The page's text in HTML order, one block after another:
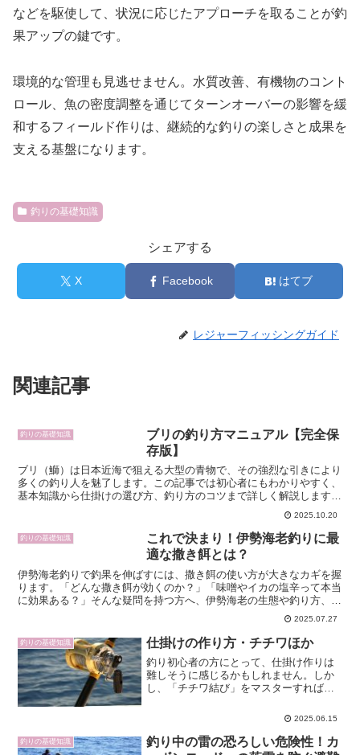
などを駆使して、状況に応じたアプローチを取ることが釣
果アップの鍵です。
環境的な管理も見逃せません。水質改善、有機物のコント
ロール、魚の密度調整を通じてターンオーバーの影響を緩
和するフィールド作りは、継続的な釣りの楽しさと成果を
支える基盤になります。
釣りの基礎知識
シェアする
X Facebook はてブ
レジャーフィッシングガイド
関連記事
釣りの基礎知識
ブリの釣り方マニュアル【完全保
存版】
ブリ（鰤）は日本近海で狙える大型の青物で、その強烈な引きにより
多くの釣り人を魅了します。この記事では初心者にもわかりやすく、
基本知識から仕掛けの選び方、釣り方のコツまで詳しく解説します。
釣期やポイント、タックル・ルアー選びはもちろん、実践的...2025.10.20
釣りの基礎知識
これで決まり！伊勢海老釣りに最
適な撒き餌とは？
伊勢海老釣りで釣果を伸ばすには、撒き餌の使い方が大きなカギを握
ります。「どんな撒き餌が効くのか？」「味噌やイカの塩辛って本当
に効果ある？」そんな疑問を持つ方へ、伊勢海老の生態や釣り方、撒
き餌の選び方から、実践的な仕掛けやエサの付け方、釣り時...2025.07.27
釣りの基礎知識 仕掛けの作り方・チチワほか
釣り初心者の方にとって、仕掛け作りは
難しそうに感じるかもしれません。しか
し、「チチワ結び」をマスターすれば、
す。この記事では、チチワ結びの基礎か
いポイントまで詳しく解説し...
2025.06.15
釣りの基礎知識
釣り中の雷の恐ろしい危険性！カ